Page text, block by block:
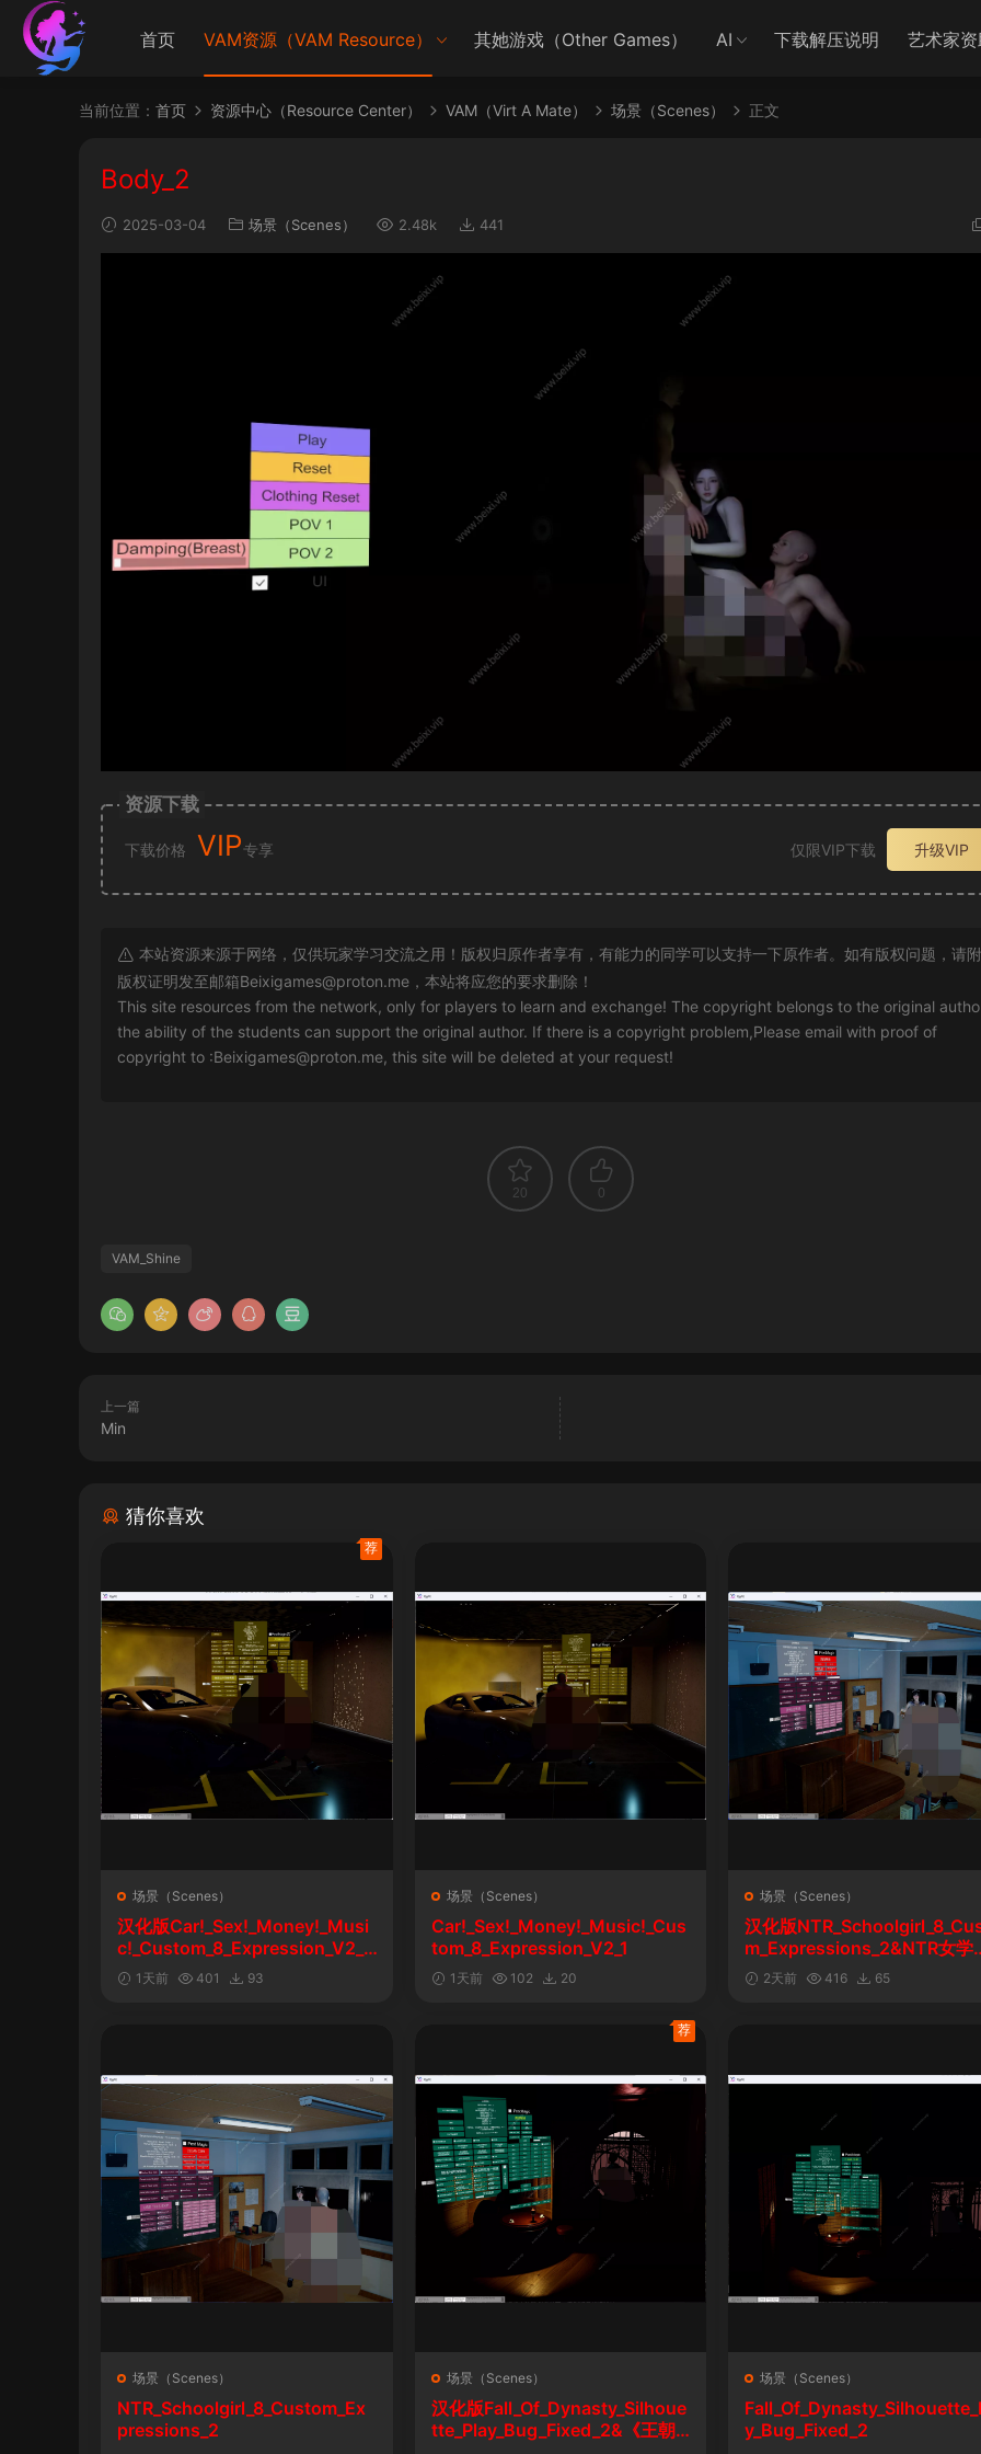
首页 VAM资源（VAM Resource） 其她游戏（Other Games） AI 下载解压说明 艺术家
当前位置： 首页 资源中心（Resource Center） VAM（Virt A Mate） 场景（Scenes） 正文
Body_2
2025-03-04 场景（Scenes） 2.48k 441
资源下载
下载价格 VIP专享 仅限VIP下载 升级VIP
本站资源来源于网络，仅供玩家学习交流之用！版权归原作者享有，有能力的同学可以支持一下原作者。如有版权问题，请
版权证明发至邮箱Beixigames@proton.me ，本站将应您的要求删除！
This site resources from the network, only for players to learn and exchange! The copyright belongs to the original
the ability of the students can support the original author. If there is a copyright problem,Please email with proof of
copyright to :Beixigames@proton.me, this site will be deleted at your request!
20 0
VAM_Shine
上一篇
Min
猜你喜欢
场景（Scenes）
汉化版Car!_Sex!_Money!_Musi
c!_Custom_8_Expression_V2_1
&车！性！钱！音乐！自定义表情
1天前 401 93
荐
场景（Scenes）
Car!_Sex!_Money!_Music!_Cus
tom_8_Expression_V2_1
1天前 102 20
场景（Scenes）
汉化版
m_Expressions_2&NTR女学
自定义表情
2天前 416 65
场景（Scenes）
NTR_Schoolgirl_8_Custom_Ex
pressions_2
场景（Scenes）
汉化版Fall_Of_Dynasty_Silhoue
tte_Play_Bug_Fixed_2&《王朝
荐
场景（Scenes）
y_Bug_Fixed_2